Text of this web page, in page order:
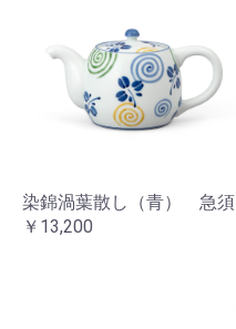
お買い物を続ける
染錦渦葉散し（青） 急須
￥13,200